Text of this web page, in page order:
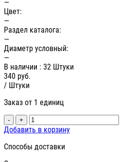
—
Цвет:
—
Раздел каталога:
—
Диаметр условный:
—
В наличии : 32 Штуки
340 руб.
/ Штуки
Заказ от 1 единиц
- +
Добавить в корзину
Способы доставки